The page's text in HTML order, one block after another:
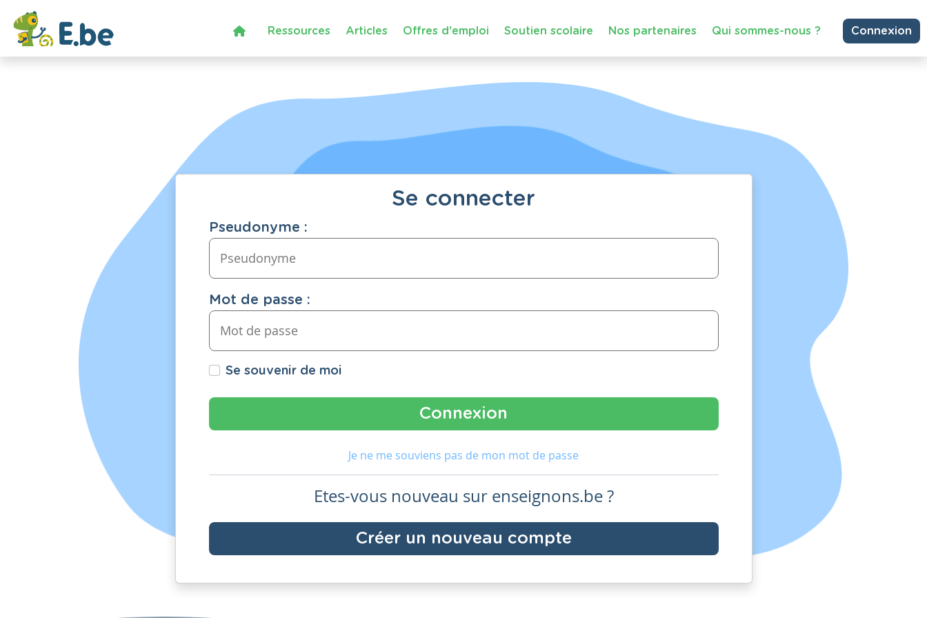
Ressources Articles Offres d'emploi Soutien scolaire Nos partenaires Qui sommes-nous ? Connexion
Se connecter
Pseudonyme :
Mot de passe :
Se souvenir de moi
Je ne me souviens pas de mon mot de passe
Etes-vous nouveau sur enseignons.be ?
Créer un nouveau compte